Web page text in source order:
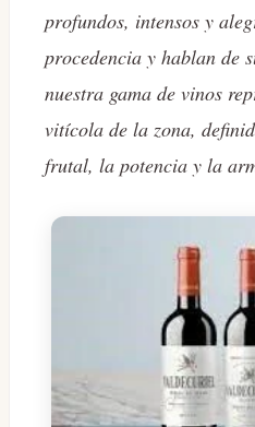
profundos, intensos y
procedencia y hablan de
nuestra gama de vinos
vitícola de la zona,
frutal, la potencia y la